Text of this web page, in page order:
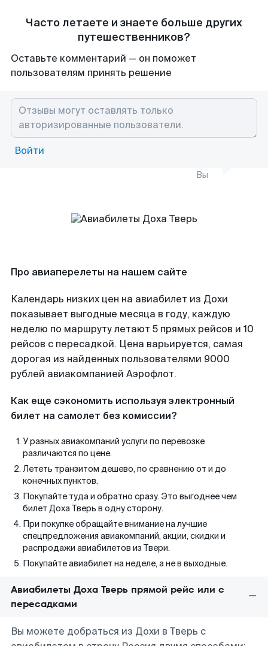
Часто летаете и знаете больше других
путешественников?
Оставьте комментарий — он поможет
пользователям принять решение
Войти
Вы
Про авиаперелеты на нашем сайте
Календарь низких цен на авиабилет из Дохи
показывает выгодные месяца в году, каждую
неделю по маршруту летают 5 прямых рейсов и 10
рейсов с пересадкой. Цена варьируется, самая
дорогая из найденных пользователями 9000
рублей авиакомпанией Аэрофлот.
Как еще сэкономить используя электронный
билет на самолет без комиссии?
У разных авиакомпаний услуги по перевозке
различаются по цене.
Лететь транзитом дешево, по сравнению от и до
конечных пунктов.
Покупайте туда и обратно сразу. Это выгоднее чем
билет Доха Тверь в одну сторону.
При покупке обращайте внимание на лучшие
спецпредложения авиакомпаний, акции, скидки и
распродажи авиабилетов из Твери.
Покупайте авиабилет на неделе, а не в выходные.
Авиабилеты Доха Тверь прямой рейс или с
пересадками
Вы можете добраться из Дохи в Тверь с